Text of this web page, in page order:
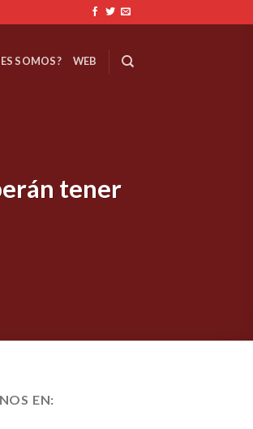
SOMOS? WEB
tener
EN: